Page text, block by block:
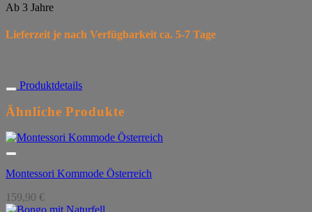
Ab 3 Jahre
Lieferzeit je nach Verfügbarkeit ca. 5-7 Tage
Produktdetails
Ähnliche Produkte
Montessori Kommode Österreich
159,90 €